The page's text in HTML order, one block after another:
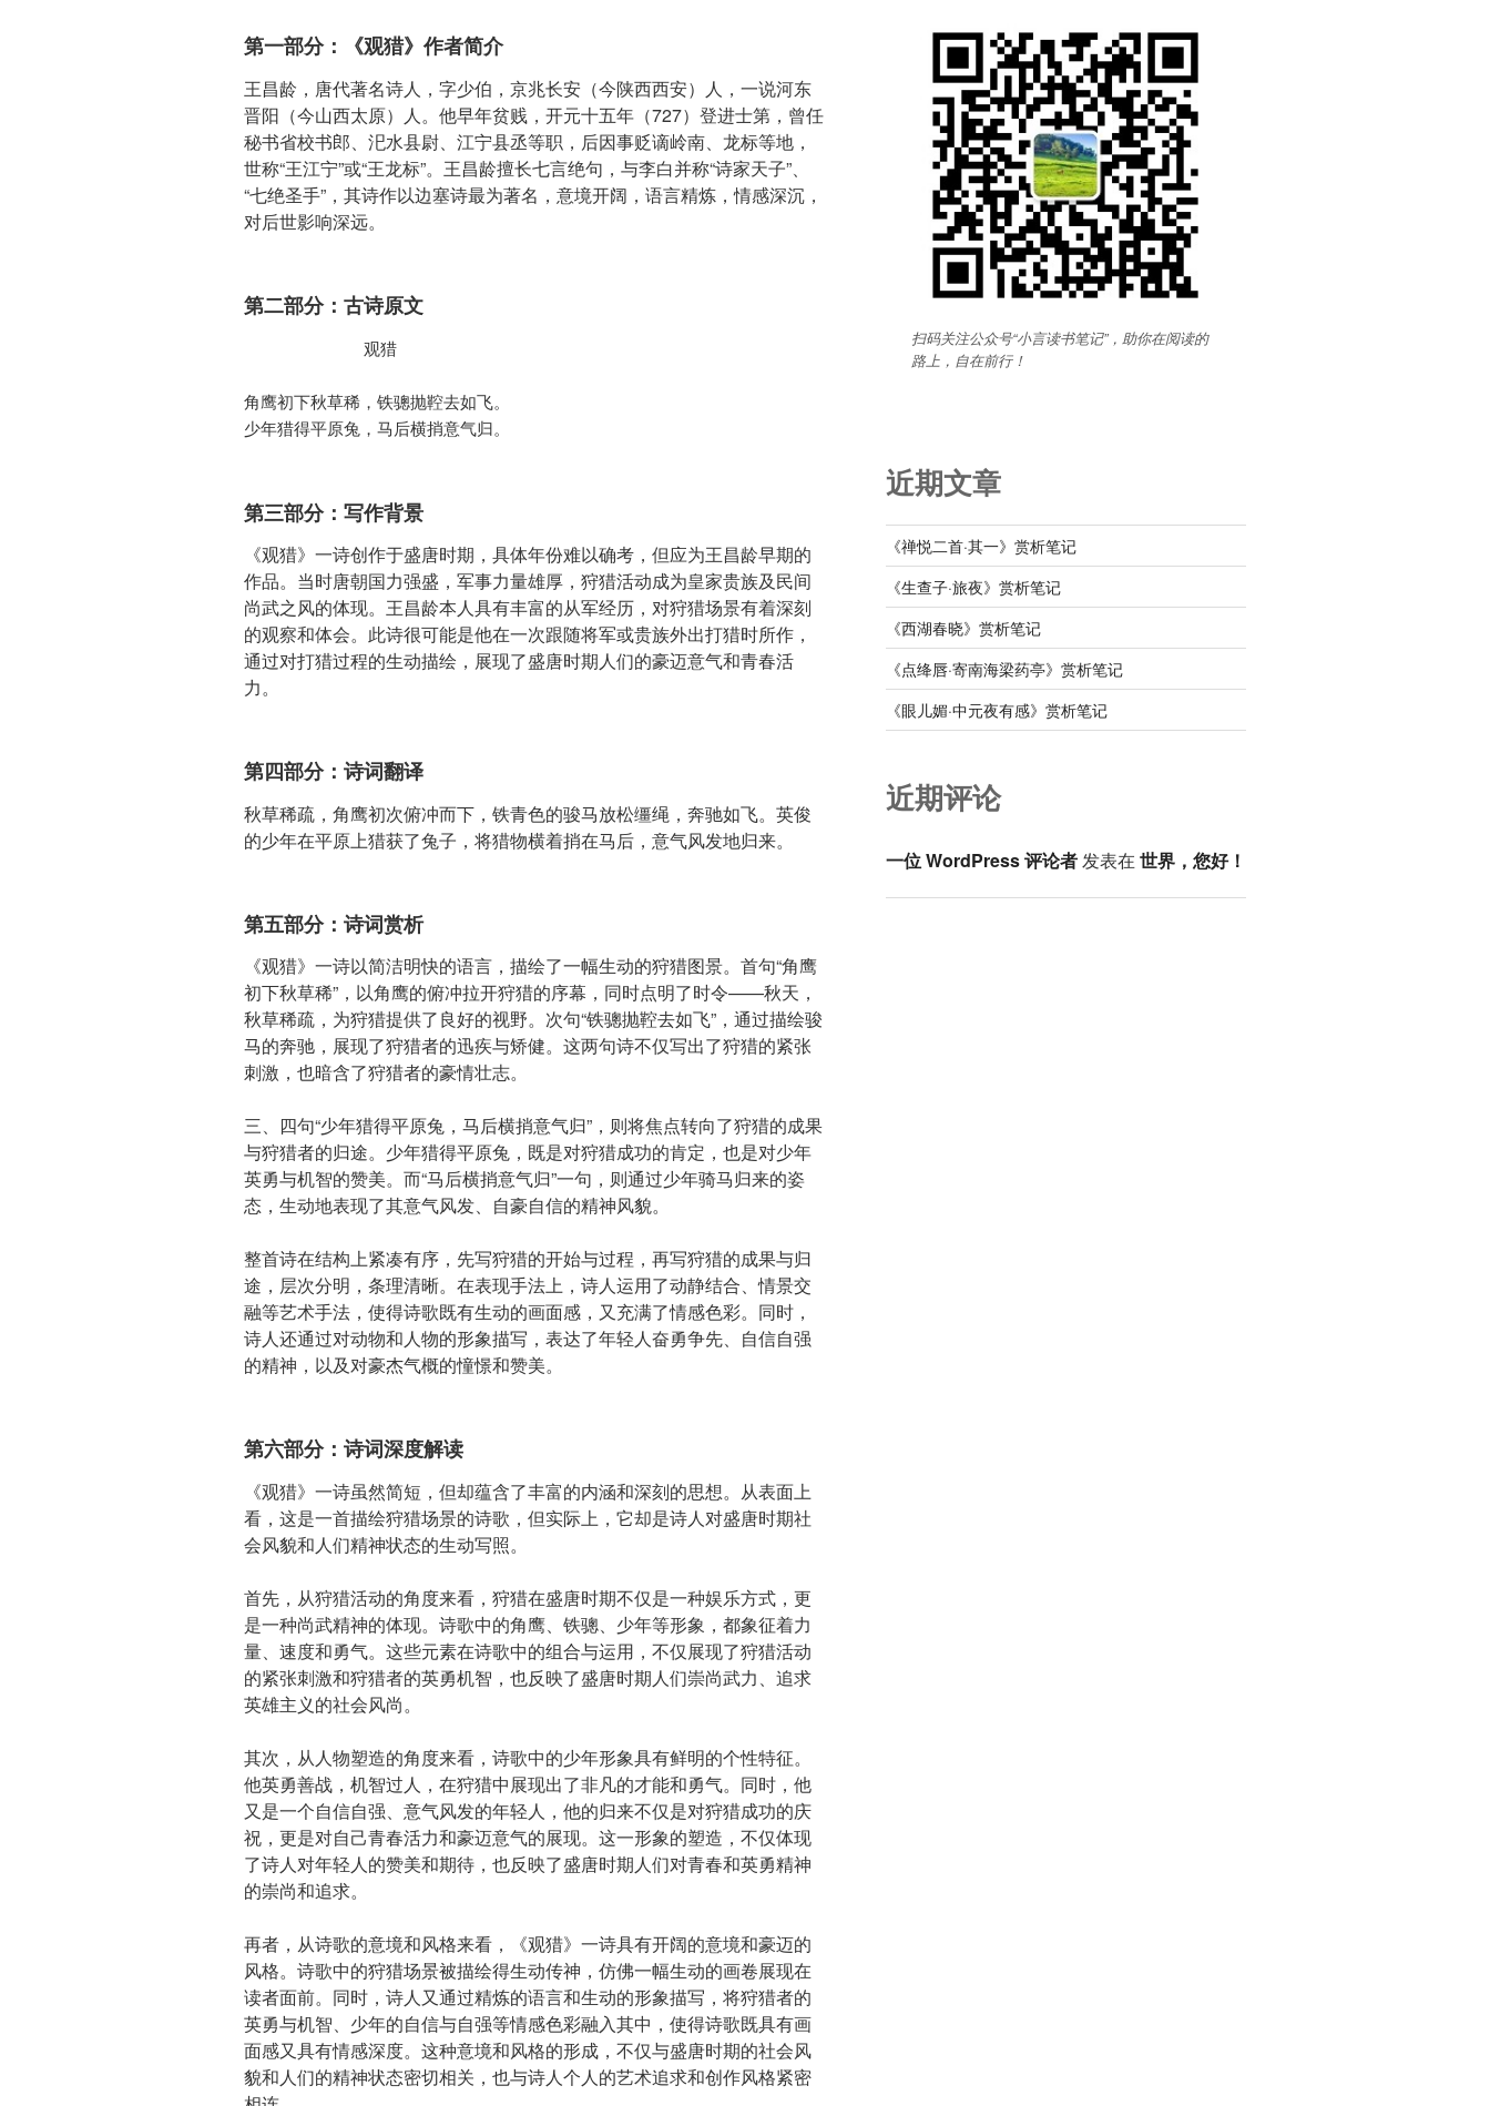
第一部分：《观猎》作者简介
王昌龄，唐代著名诗人，字少伯，京兆长安（今陕西西安）人，一说河东
晋阳（今山西太原）人。他早年贫贱，开元十五年（727）登进士第，曾任
秘书省校书郎、汜水县尉、江宁县丞等职，后因事贬谪岭南、龙标等地，
世称“王江宁”或“王龙标”。王昌龄擅长七言绝句，与李白并称“诗家天子”、
“七绝圣手”，其诗作以边塞诗最为著名，意境开阔，语言精炼，情感深沉，
对后世影响深远。
第二部分：古诗原文
角鹰初下秋草稀，铁骢抛鞚去如飞。
少年猎得平原兔，马后横捎意气归。
第三部分：写作背景
《观猎》一诗创作于盛唐时期，具体年份难以确考，但应为王昌龄早期的
作品。当时唐朝国力强盛，军事力量雄厚，狩猎活动成为皇家贵族及民间
尚武之风的体现。王昌龄本人具有丰富的从军经历，对狩猎场景有着深刻
的观察和体会。此诗很可能是他在一次跟随将军或贵族外出打猎时所作，
通过对打猎过程的生动描绘，展现了盛唐时期人们的豪迈意气和青春活
力。
第四部分：诗词翻译
秋草稀疏，角鹰初次俯冲而下，铁青色的骏马放松缰绳，奔驰如飞。英俊
的少年在平原上猎获了兔子，将猎物横着捎在马后，意气风发地归来。
第五部分：诗词赏析
《观猎》一诗以简洁明快的语言，描绘了一幅生动的狩猎图景。首句“角鹰
初下秋草稀”，以角鹰的俯冲拉开狩猎的序幕，同时点明了时令——秋天，
秋草稀疏，为狩猎提供了良好的视野。次句“铁骢抛鞚去如飞”，通过描绘骏
马的奔驰，展现了狩猎者的迅疾与矫健。这两句诗不仅写出了狩猎的紧张
刺激，也暗含了狩猎者的豪情壮志。
三、四句“少年猎得平原兔，马后横捎意气归”，则将焦点转向了狩猎的成果
与狩猎者的归途。少年猎得平原兔，既是对狩猎成功的肯定，也是对少年
英勇与机智的赞美。而“马后横捎意气归”一句，则通过少年骑马归来的姿
态，生动地表现了其意气风发、自豪自信的精神风貌。
整首诗在结构上紧凑有序，先写狩猎的开始与过程，再写狩猎的成果与归
途，层次分明，条理清晰。在表现手法上，诗人运用了动静结合、情景交
融等艺术手法，使得诗歌既有生动的画面感，又充满了情感色彩。同时，
诗人还通过对动物和人物的形象描写，表达了年轻人奋勇争先、自信自强
的精神，以及对豪杰气概的憧憬和赞美。
第六部分：诗词深度解读
《观猎》一诗虽然简短，但却蕴含了丰富的内涵和深刻的思想。从表面上
看，这是一首描绘狩猎场景的诗歌，但实际上，它却是诗人对盛唐时期社
会风貌和人们精神状态的生动写照。
首先，从狩猎活动的角度来看，狩猎在盛唐时期不仅是一种娱乐方式，更
是一种尚武精神的体现。诗歌中的角鹰、铁骢、少年等形象，都象征着力
量、速度和勇气。这些元素在诗歌中的组合与运用，不仅展现了狩猎活动
的紧张刺激和狩猎者的英勇机智，也反映了盛唐时期人们崇尚武力、追求
英雄主义的社会风尚。
其次，从人物塑造的角度来看，诗歌中的少年形象具有鲜明的个性特征。
他英勇善战，机智过人，在狩猎中展现出了非凡的才能和勇气。同时，他
又是一个自信自强、意气风发的年轻人，他的归来不仅是对狩猎成功的庆
祝，更是对自己青春活力和豪迈意气的展现。这一形象的塑造，不仅体现
了诗人对年轻人的赞美和期待，也反映了盛唐时期人们对青春和英勇精神
的崇尚和追求。
再者，从诗歌的意境和风格来看，《观猎》一诗具有开阔的意境和豪迈的
风格。诗歌中的狩猎场景被描绘得生动传神，仿佛一幅生动的画卷展现在
读者面前。同时，诗人又通过精炼的语言和生动的形象描写，将狩猎者的
英勇与机智、少年的自信与自强等情感色彩融入其中，使得诗歌既具有画
面感又具有情感深度。这种意境和风格的形成，不仅与盛唐时期的社会风
貌和人们的精神状态密切相关，也与诗人个人的艺术追求和创作风格紧密
扫码关注公众号“小言读书笔记”，助你在阅读的
路上，自在前行！
近期文章
《禅悦二首·其一》赏析笔记
《生查子·旅夜》赏析笔记
《西湖春晓》赏析笔记
《点绛唇·寄南海梁药亭》赏析笔记
《眼儿媚·中元夜有感》赏析笔记
近期评论
一位 WordPress 评论者发表在 世界，您好！